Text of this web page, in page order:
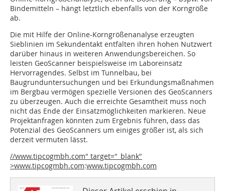
Bindemitteln – hängt letztlich ebenfalls von der Korngröße
ab.
Die mit Hilfe der Online-Korngrößenanalyse erzeugten
Sieblinien im Sekundentakt entfalten ihren hohen Nutzwert
darüber hinaus in weiteren Anwendungsbereichen. So
leisten GeoScanner beispielsweise im Laboreinsatz
Hervorragendes. Selbst im Tunnelbau, bei
Baugrunduntersuchungen und bei Erkundungsmaßnahmen
im Bergbau vermögen spezielle Versionen des GeoScanners
zu überzeugen. Auch die erreichte Gesamtheit muss noch
nicht das Ende der Einsatzmöglichkeiten markieren. Neue
Projektanfragen könnten zum Ergebnis führen, dass das
Potenzial des GeoScanners um einiges größer ist, als sich
derzeit vermuten lässt.
//www.tipcogmbh.com" target="_blank"
>www.tipcogmbh.com:www.tipcogmbh.com